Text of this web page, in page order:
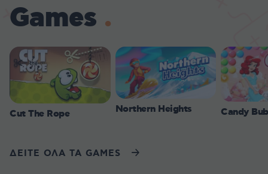
Games
Cut The Rope Northern Heights Candy
ΔΕΙΤΕ ΟΛΑ ΤΑ GAMES